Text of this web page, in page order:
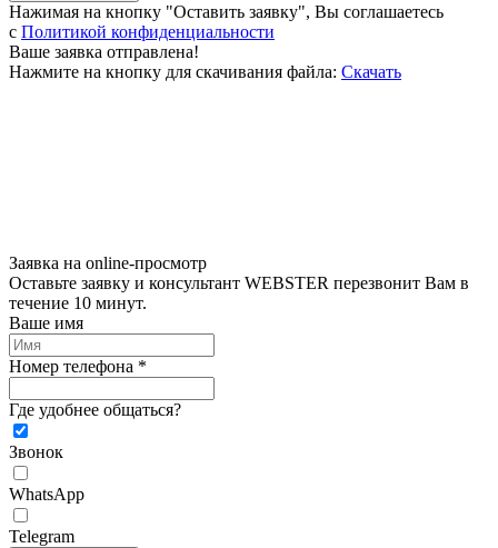
Нажимая на кнопку "Оставить заявку", Вы соглашаетесь
c Политикой конфиденциальности
Ваше заявка отправлена!
Нажмите на кнопку для скачивания файла: Скачать
Заявка на online-просмотр
Оставьте заявку и консультант WEBSTER перезвонит Вам в
течение 10 минут.
Ваше имя
Номер телефона *
Где удобнее общаться?
Звонок
WhatsApp
Telegram